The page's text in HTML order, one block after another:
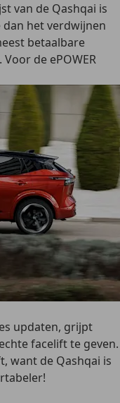
van de Qashqai is
dan het verdwijnen
betaalbare
de ePOWER
updaten, grijpt
facelift te geven.
want de Qashqai is